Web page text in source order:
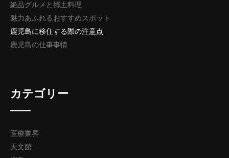
絶品グルメと郷土料理
魅力あふれるおすすめスポット
鹿児島に移住する際の注意点
鹿児島の仕事事情
カテゴリー
医療業界
天文館